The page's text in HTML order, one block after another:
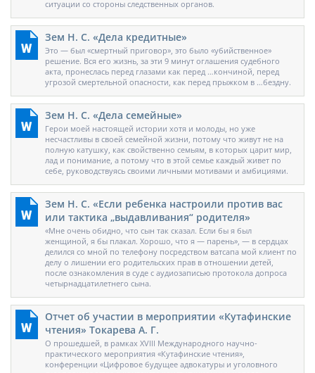
ситуации со стороны следственных органов.
Зем Н. С. «Дела кредитные»
Это — был «смертный приговор», это было «убийственное»
решение. Вся его жизнь, за эти 9 минут оглашения судебного
акта, пронеслась перед глазами как перед …кончиной, перед
угрозой смертельной опасности, как перед прыжком в …бездну.
Зем Н. С. «Дела семейные»
Герои моей настоящей истории хотя и молоды, но уже
несчастливы в своей семейной жизни, потому что живут не на
полную катушку, как свойственно семьям, в которых царит мир,
лад и понимание, а потому что в этой семье каждый живет по
себе, руководствуясь своими личными мотивами и амбициями.
Зем Н. С. «Если ребенка настроили против вас
или тактика „выдавливания“ родителя»
«Мне очень обидно, что сын так сказал. Если бы я был
женщиной, я бы плакал. Хорошо, что я — парень», — в сердцах
делился со мной по телефону посредством ватсапа мой клиент по
делу о лишении его родительских прав в отношении детей,
после ознакомления в суде с аудиозаписью протокола допроса
четырнадцатилетнего сына.
Отчет об участии в мероприятии «Кутафинские
чтения» Токарева А. Г.
О прошедшей, в рамках XVIII Международного научно-
практического мероприятия «Кутафинские чтения»,
конференции «Цифровое будущее адвокатуры и уголовного